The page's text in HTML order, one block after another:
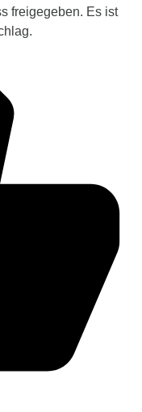
freigegeben. Es ist